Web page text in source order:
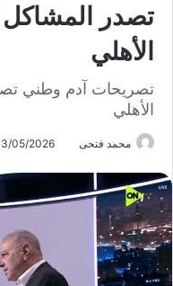
تصدر
الأهلي
تصريحات آدم وطني
الأهلي
محمد فتحى 05/2026